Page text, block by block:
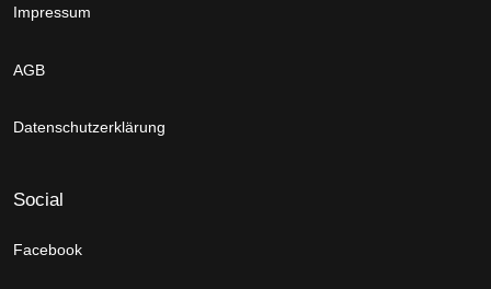
Impressum
AGB
Datenschutzerklärung
Social
Facebook